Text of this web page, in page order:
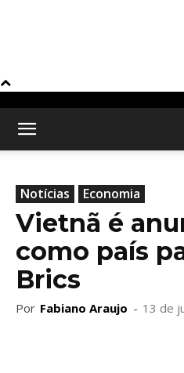
Notícias Economia
Vietnã é
como país
Brics
Por Fabiano Araujo - 13 de